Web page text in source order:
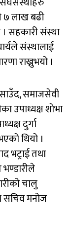
७ लाख बढी
सहकारी संस्था
संस्थालाई
राख्नुभयो ।
समाजसेवी
उपाध्यक्ष शोभा
दुर्गा
थियो ।
भट्राई तथा
चालु
सचिव मनोज